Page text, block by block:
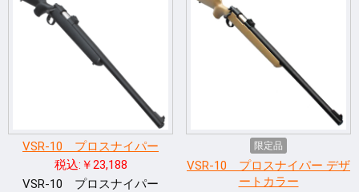
VSR-10 プロスナイパー
税込:￥23,188
VSR-10 プロスナイパー
限定品
VSR-10 プロスナイパー デザ
ートカラー